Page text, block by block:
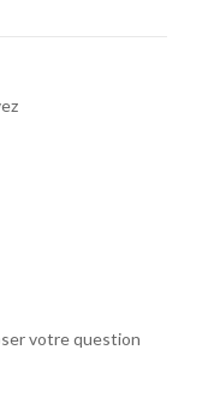
votre question